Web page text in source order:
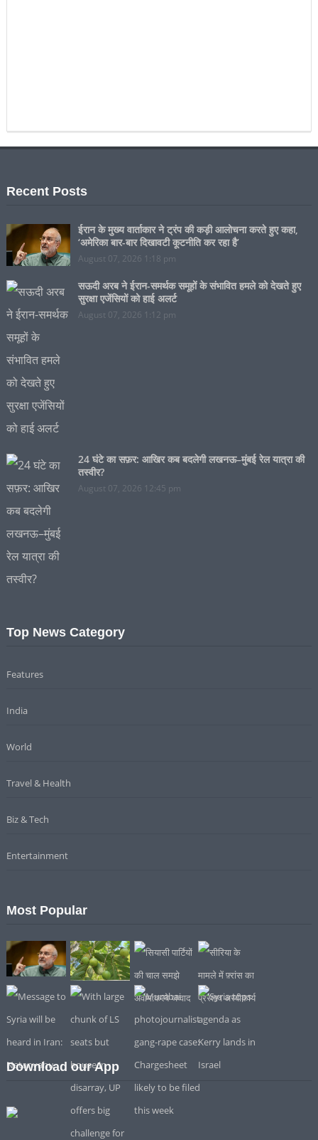
Recent Posts
ईरान के मुख्य वार्ताकार ने ट्रंप की कड़ी आलोचना करते हुए कहा,
‘अमेरिका बार-बार दिखावटी कूटनीति कर रहा है’
August 07, 2026 1:18 pm
सऊदी अरब ने ईरान-समर्थक समूहों के संभावित हमले को देखते हुए
सुरक्षा एजेंसियों को हाई अलर्ट
August 07, 2026 1:12 pm
24 घंटे का सफ़र: आखिर कब बदलेगी लखनऊ–मुंबई रेल यात्रा की
तस्वीर?
August 07, 2026 12:45 pm
Top News Category
Features
India
World
Travel & Health
Biz & Tech
Entertainment
Most Popular
Download our App